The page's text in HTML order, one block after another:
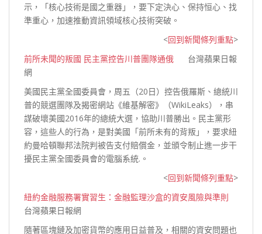
示，「核心技術是國之重器」，要下定決心、保持恒心、找
準重心，加速推動資訊領域核心技術突破。
<回到新聞條列重點>
前所未聞的叛國 民主黨控告川普團隊通俄 台灣蘋果日報
網
美國民主黨全國委員會，周五（20日）控告俄羅斯、總統川
普的競選團隊及揭密網站《維基解密》（WikiLeaks），串
謀破壞美國2016年的總統大選，協助川普勝出。民主黨形
容，這些人的行為，是對美國「前所未有的背叛」，要求紐
約曼哈頓聯邦法院判被告支付賠償金，並頒令制止進一步干
擾民主黨全國委員會的電腦系統.。
<回到新聞條列重點>
紐約金融服務署實習生：金融監理沙盒的資安風險與準則
台灣蘋果日報網
隨著區塊鏈及加密貨幣的應用日益普及，相關的資安問題也